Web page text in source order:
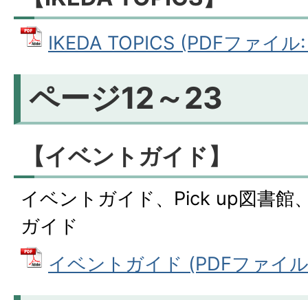
IKEDA TOPICS (PDFファイ
ページ12～23
【イベントガイド】
イベントガイド、Pick up図書館
ガイド
イベントガイド (PDFファイ